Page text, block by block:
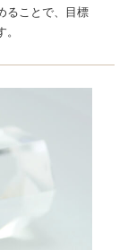
ることで、目標